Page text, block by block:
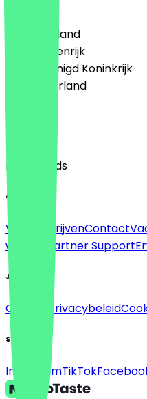
🇩🇪 Duitsland
🇦🇹 Oostenrijk
🇬🇧 Verenigd Koninkrijk
🇳🇱 Nederland
Taal
English
Nederlands
Over
Voor bedrijvenContact
worden
Partner Support
Juridisch
Colofon Privacybeleid
Sociaal
InstagramTikTok